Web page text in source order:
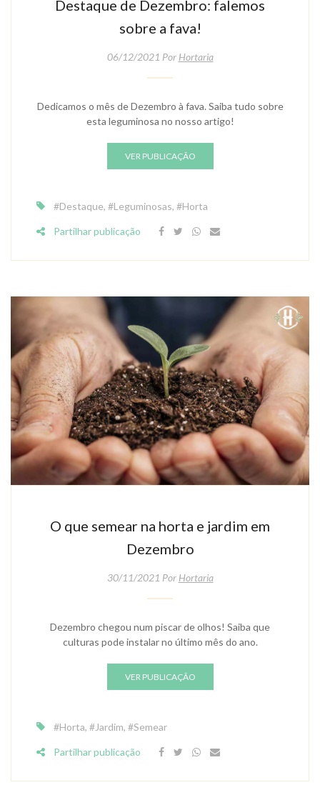
Destaque de Dezembro: falemos
sobre a fava!
06/12/2021 Por Hortaria
Dedicamos o mês de Dezembro à fava. Saiba tudo sobre
esta leguminosa no nosso artigo!
VER PUBLICAÇÃO
#Destaque, #Leguminosas, #Horta
Partilhar publicação
O que semear na horta e jardim em
Dezembro
30/11/2021 Por Hortaria
Dezembro chegou num piscar de olhos! Saiba que
culturas pode instalar no último mês do ano.
VER PUBLICAÇÃO
#Horta, #Jardim, #Semear
Partilhar publicação